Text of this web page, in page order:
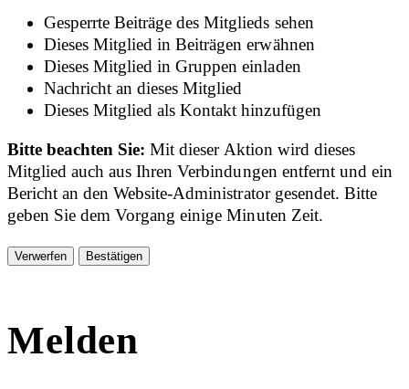
Gesperrte Beiträge des Mitglieds sehen
Dieses Mitglied in Beiträgen erwähnen
Dieses Mitglied in Gruppen einladen
Nachricht an dieses Mitglied
Dieses Mitglied als Kontakt hinzufügen
Bitte beachten Sie:Mit dieser Aktion wird dieses
Mitglied auch aus Ihren Verbindungen entfernt und ein
Bericht an den Website-Administrator gesendet. Bitte
geben Sie dem Vorgang einige Minuten Zeit.
Bestätigen
Melden